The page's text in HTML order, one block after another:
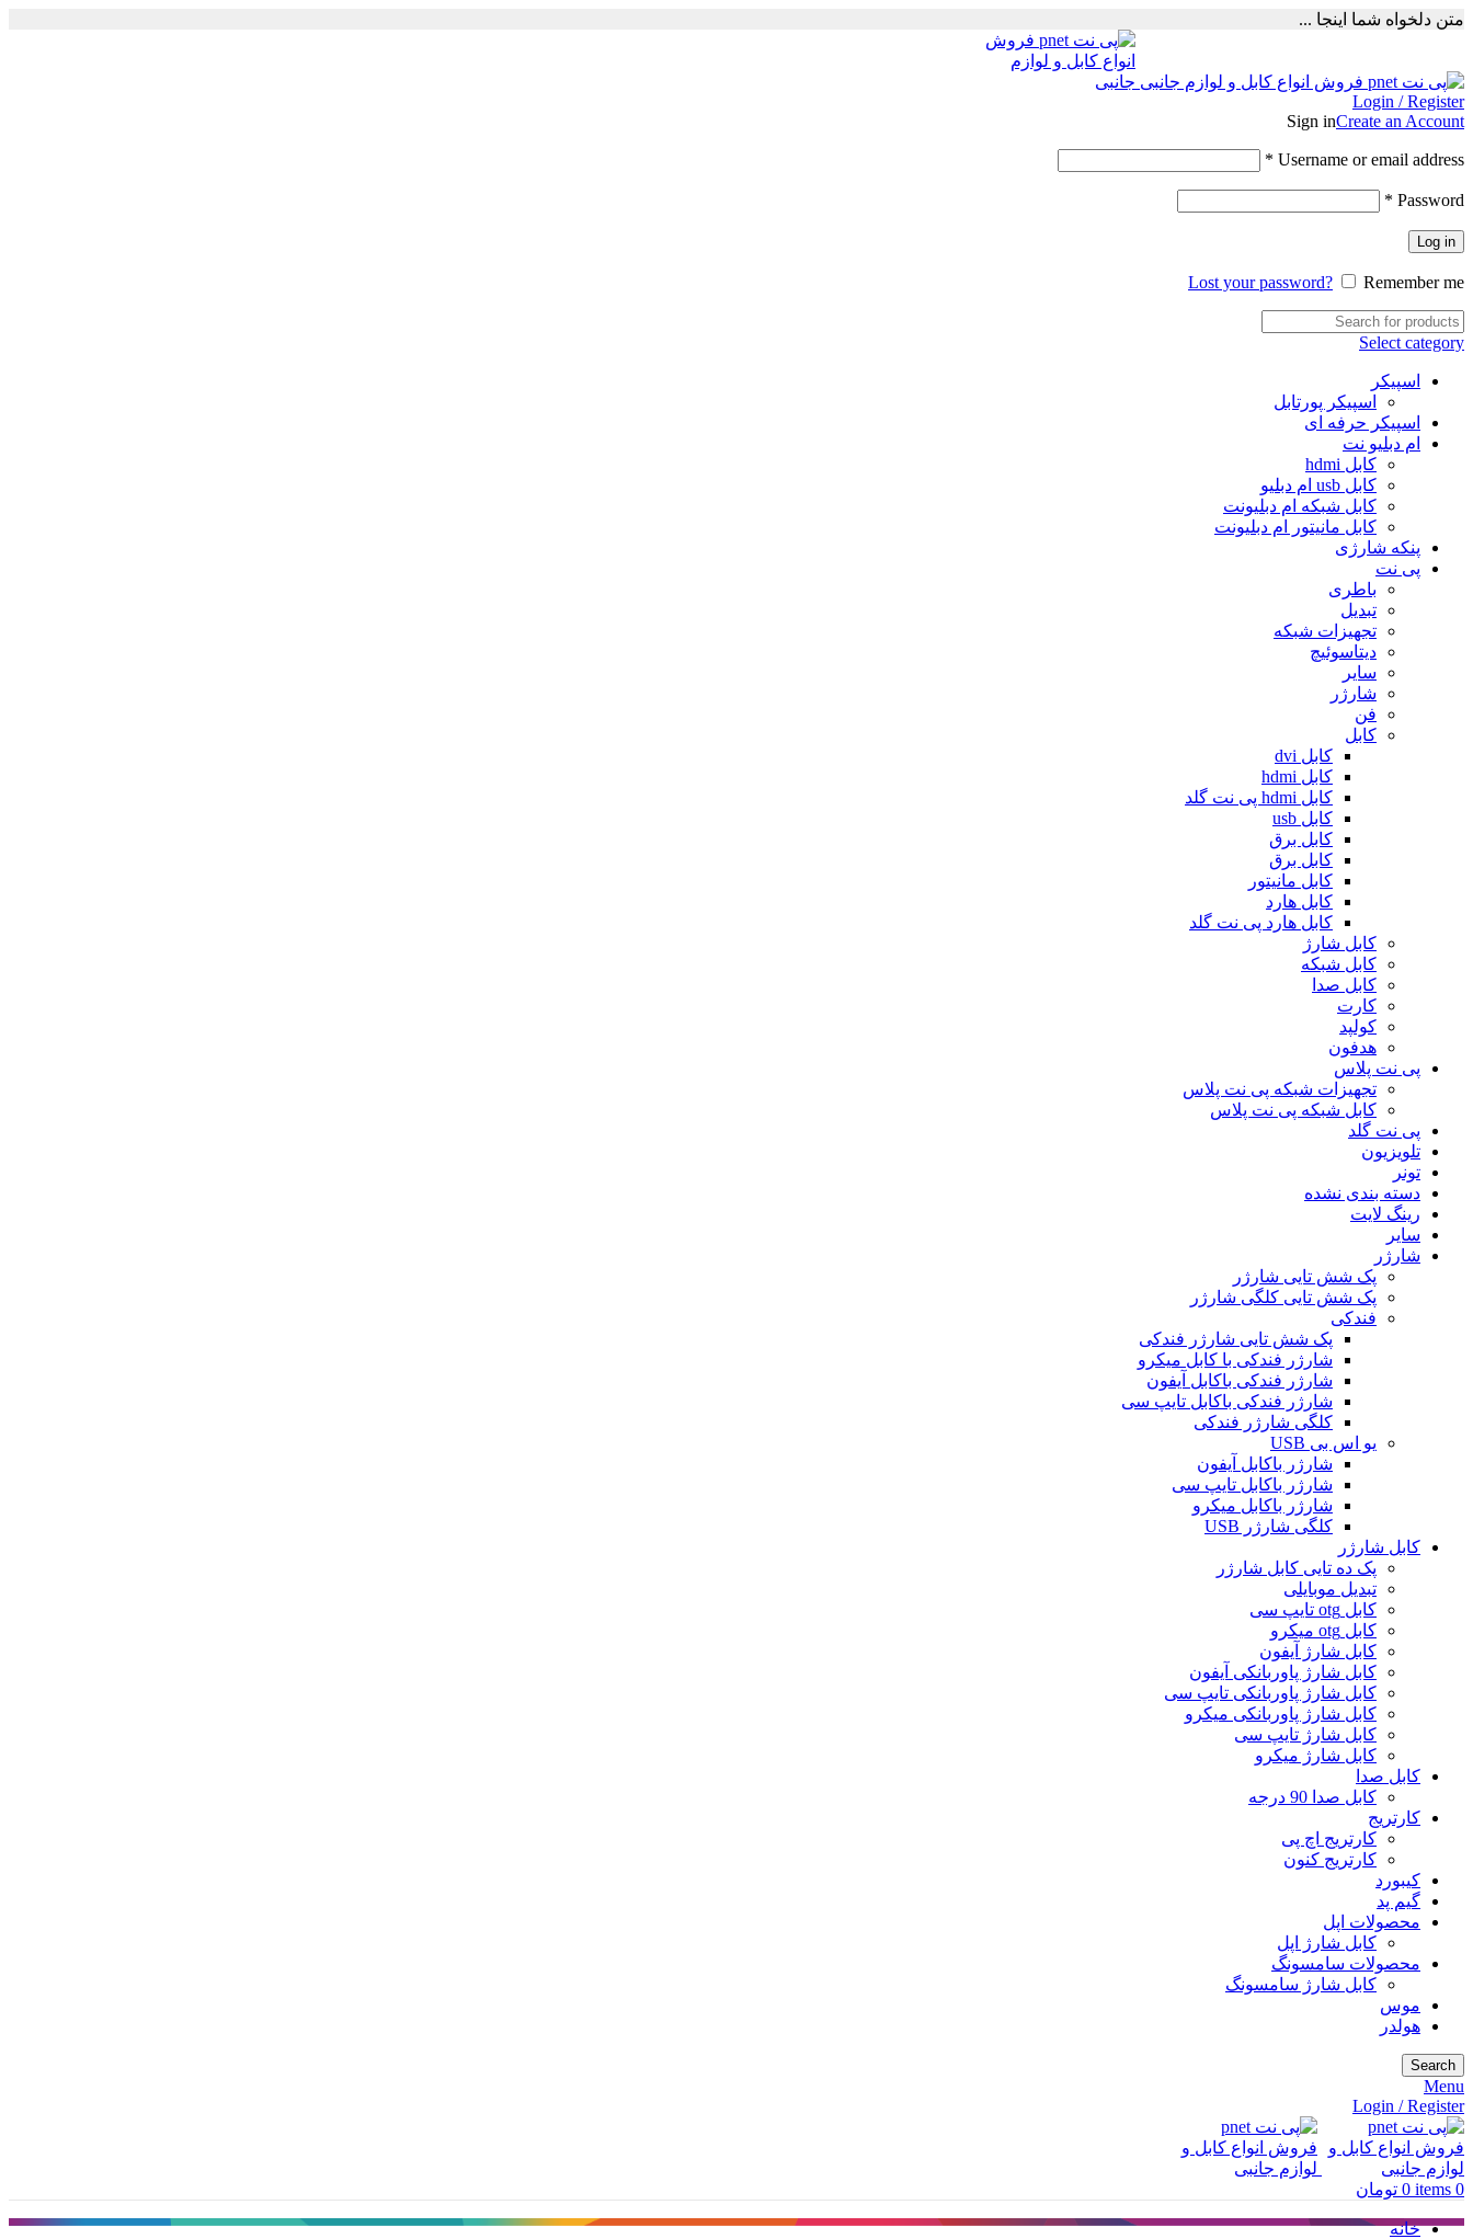
متن دلخواه شما اینجا ...
Login / Register
Sign inCreate an Account
Username or email address
*
Password
*
Log in
Lost your password? Remember me
Select category
اسپیکر
اسپیکر پورتابل
اسپیکر حرفه ای
ام دبلیو نت
کابل hdmi
کابل usb ام دبلیو
کابل شبکه ام دبلیونت
کابل مانیتور ام دبلیونت
پنکه شارژی
پی نت
باطری
تبدیل
تجهیزات شبکه
دیتاسوئیچ
سایر
شارژر
فن
کابل
کابل dvi
کابل hdmi
کابل hdmi پی نت گلد
کابل usb
کابل برق
کابل برق
کابل مانیتور
کابل هارد
کابل هارد پی نت گلد
کابل شارژ
کابل شبکه
کابل صدا
کارت
کولپد
هدفون
پی نت پلاس
تجهیزات شبکه پی نت پلاس
کابل شبکه پی نت پلاس
پی نت گلد
تلویزیون
تونر
دسته بندی نشده
رینگ لایت
سایر
شارژر
پک شش تایی شارژر
پک شش تایی کلگی شارژر
فندکی
پک شش تایی شارژر فندکی
شارژر فندکی با کابل میکرو
شارژر فندکی باکابل آیفون
شارژر فندکی باکابل تایپ سی
کلگی شارژر فندکی
یو اس بی USB
شارژر باکابل آیفون
شارژر باکابل تایپ سی
شارژر باکابل میکرو
کلگی شارژر USB
کابل شارژر
پک ده تایی کابل شارژر
تبدیل موبایلی
کابل otg تایپ سی
کابل otg میکرو
کابل شارژ آیفون
کابل شارژ پاوربانکی آیفون
کابل شارژ پاوربانکی تایپ سی
کابل شارژ پاوربانکی میکرو
کابل شارژ تایپ سی
کابل شارژ میکرو
کابل صدا
کابل صدا 90 درجه
کارتریج
کارتریج اچ پی
کارتریج کنون
کیبورد
گیم پد
محصولات اپل
کابل شارژ اپل
محصولات سامسونگ
کابل شارژ سامسونگ
موس
هولدر
Search
Menu
Login / Register
0
items
0 تومان
خانه